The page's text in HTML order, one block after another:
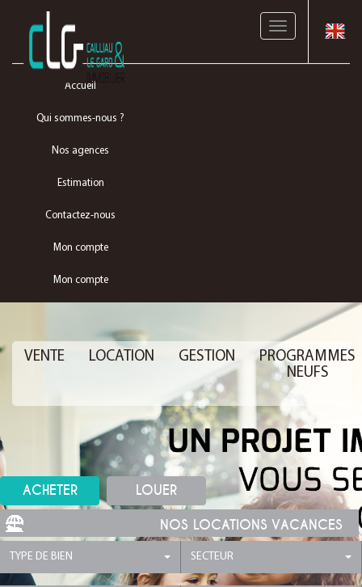
Toggle
Accueil
Qui sommes-nous ?
Nos agences
Estimation
Contactez-nous
Mon compte
Mon compte
VENTE LOCATION GESTION
PROGRAMMES
NEUFS
ACHETER LOUER
NOS LOCATIONS VACANCES
TYPE DE BIEN SECTEUR